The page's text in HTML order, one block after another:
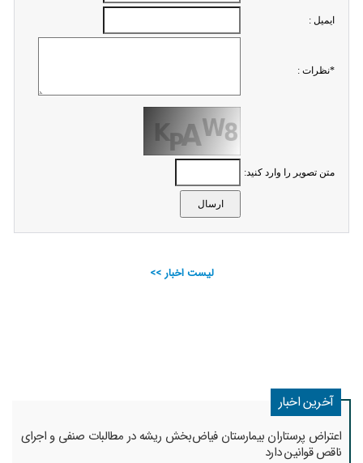
ايميل :
*نظرات :
متن تصویر را وارد کنید:
لیست اخبار >>
آخرین اخبار
اعتراض پرستاران بیمارستان فیاض‌بخش ریشه در مطالبات صنفی و اجرای
ناقص قوانین دارد